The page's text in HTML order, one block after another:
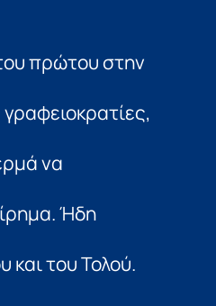
πρώτου στην
να
Ήδη
και του Τολού.